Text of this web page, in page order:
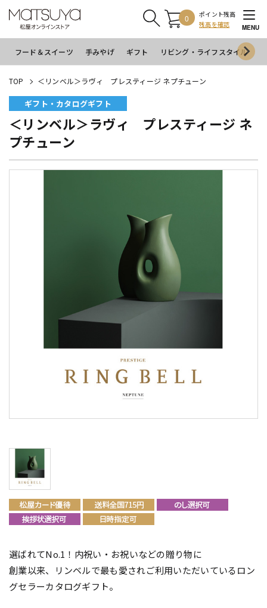
0
ポイント残高
残高を確認
MENU
フード＆スイーツ 手みやげ ギフト リビング・ライフスタイル
TOP ＜リンベル＞ラヴィ プレスティージ ネプチューン
ギフト・カタログギフト
＜リンベル＞ラヴィ プレスティージ ネ
プチューン
選ばれてNo.1！内祝い・お祝いなどの贈り物に
創業以来、リンベルで最も愛されご利用いただいているロン
グセラーカタログギフト。